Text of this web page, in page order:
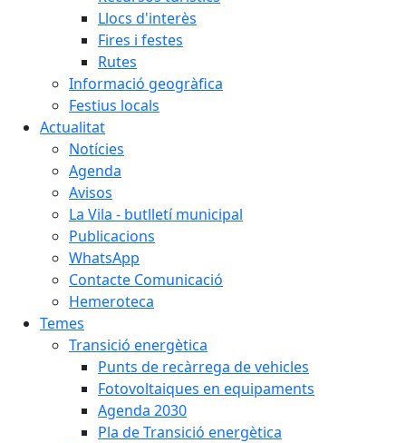
Llocs d'interès
Fires i festes
Rutes
Informació geogràfica
Festius locals
Actualitat
Notícies
Agenda
Avisos
La Vila - butlletí municipal
Publicacions
WhatsApp
Contacte Comunicació
Hemeroteca
Temes
Transició energètica
Punts de recàrrega de vehicles
Fotovoltaiques en equipaments
Agenda 2030
Pla de Transició energètica